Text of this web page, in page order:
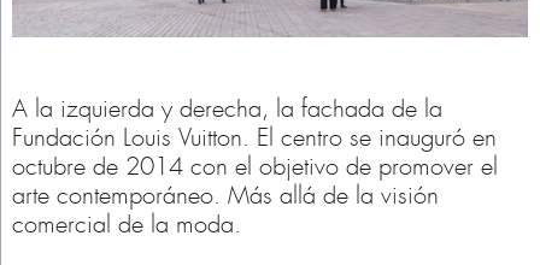
A la izquierda y derecha, la fachada de la
Fundación Louis Vuitton. El centro se inauguró en
octubre de 2014 con el objetivo de promover el
arte contemporáneo. Más allá de la visión
comercial de la moda.